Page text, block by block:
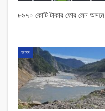
৮৯৭০ কোটি টাকার ফোর লেন অসমে
অসম